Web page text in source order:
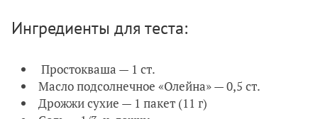
Ингредиенты для теста:
Простокваша — 1 ст.
Масло подсолнечное «Олейна» — 0,5 ст.
Дрожжи сухие — 1 пакет (11 г)